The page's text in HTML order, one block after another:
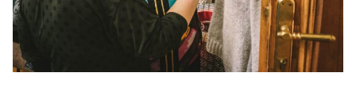
Video
Vieta